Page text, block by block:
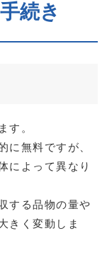
続き
す。
に無料ですが、
によって異なり
する品物の量や
きく変動しま